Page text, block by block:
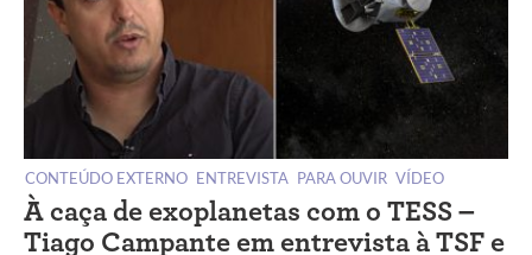
CONTEÚDO EXTERNO ENTREVISTA PARA OUVIR VÍDEO
À caça de exoplanetas com o TESS –
Tiago Campante em entrevista à TSF e